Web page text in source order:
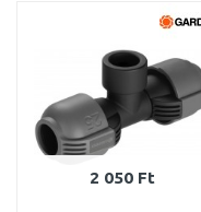
Összehasonlítás
2 050 Ft